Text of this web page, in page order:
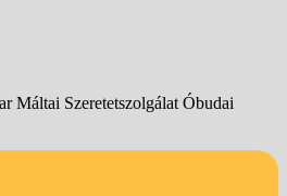
Máltai Szeretetszolgálat Óbudai